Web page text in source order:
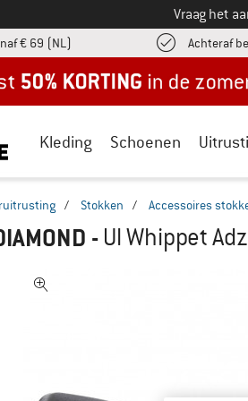
Vraag het
€ 69 (NL) Achteraf
Kleding Schoenen
/ Stokken / Accessoires
- Ul Whippet